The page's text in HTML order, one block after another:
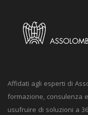
Affidati agli esperti di
formazione, consulenza
usufruire di soluzioni a